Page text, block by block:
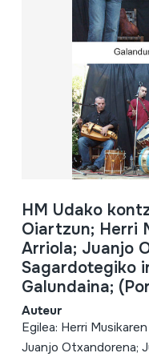
HM Udako
Oiartzun; Herri
Arriola; Juanjo
Sagardotegiko
Galundaina;
Auteur
Egilea: Herri
Juanjo Otxandorena;